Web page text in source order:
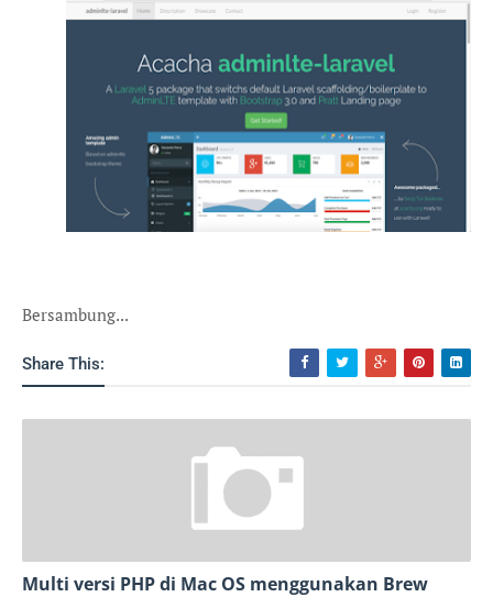
Bersambung...
Share This:
Multi versi PHP di Mac OS menggunakan Brew